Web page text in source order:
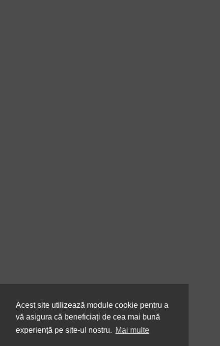
Acest site utilizează module cookie pentru a
vă asigura că beneficiați de cea mai bună
experiență pe site-ul nostru. Mai multe